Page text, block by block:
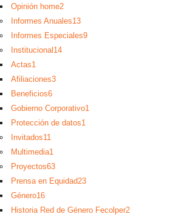
Opinión home2
Informes Anuales13
Informes Especiales9
Institucional 14
Actas1
Afiliaciones3
Beneficios6
Gobierno Corporativo1
Protección de datos1
Invitados11
Multimedia1
Proyectos63
Prensa en Equidad23
Género16
Historia Red de Género Fecolper2